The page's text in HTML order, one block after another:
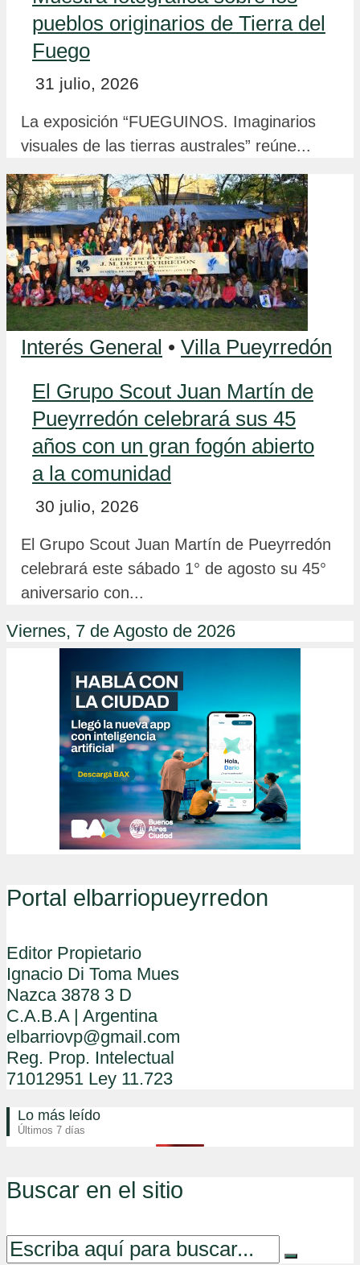
pueblos originarios de Tierra del
Fuego
31 julio, 2026
La exposición “FUEGUINOS. Imaginarios
visuales de las tierras australes” reúne...
Interés General • Villa Pueyrredón
El Grupo Scout Juan Martín de
Pueyrredón celebrará sus 45
años con un gran fogón abierto
a la comunidad
30 julio, 2026
El Grupo Scout Juan Martín de Pueyrredón
celebrará este sábado 1° de agosto su 45°
aniversario con...
Viernes, 7 de Agosto de 2026
Portal elbarriopueyrredon
Editor Propietario
Ignacio Di Toma Mues
Nazca 3878 3 D
C.A.B.A | Argentina
elbarriovp@gmail.com
Reg. Prop. Intelectual
71012951 Ley 11.723
Lo más leído
Últimos 7 días
Buscar en el sitio